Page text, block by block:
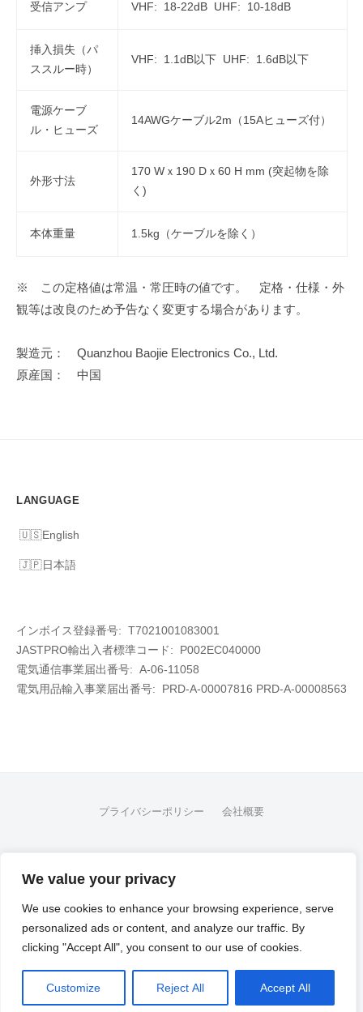
We value your privacy
We use cookies to enhance your browsing experience, serve
personalized ads or content, and analyze our traffic. By
clicking "Accept All", you consent to our use of cookies.
Customize Reject All Accept All
受信アンプ VHF: 18-22dB UHF: 10-18dB
挿入損失（パ
ススルー時）
VHF: 1.1dB以下 UHF: 1.6dB以下
電源ケーブ
ル・ヒューズ
14AWGケーブル2m（15Aヒューズ付）
外形寸法
170 Wｘ190 Dｘ60 H mm (突起物を除
く)
本体重量 1.5kg（ケーブルを除く）
※ この定格値は常温・常圧時の値です。 定格・仕様・外
観等は改良のため予告なく変更する場合があります。
製造元： Quanzhou Baojie Electronics Co., Ltd.
原産国： 中国
LANGUAGE
English
日本語
インボイス登録番号: T7021001083001
JASTPRO輸出入者標準コード: P002EC040000
電気通信事業届出番号: A-06-11058
電気用品輸入事業届出番号:
PRD-A-00007816 PRD-A-00008563
プライバシーポリシー 会社概要
© 2026 Flex Fleet Co., Ltd.
Powered by
WordPress
Powered by
BusinessPress